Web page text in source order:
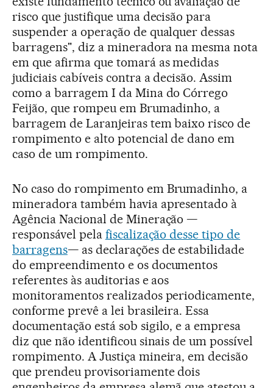
risco que justifique uma decisão para
suspender a operação de qualquer dessas
barragens", diz a mineradora na mesma nota
em que afirma que tomará as medidas
judiciais cabíveis contra a decisão. Assim
como a barragem I da Mina do Córrego
Feijão, que rompeu em Brumadinho, a
barragem de Laranjeiras tem baixo risco de
rompimento e alto potencial de dano em
caso de um rompimento.
No caso do rompimento em Brumadinho, a
mineradora também havia apresentado à
Agência Nacional de Mineração —
responsável pela fiscalização desse tipo de
barragens— as declarações de estabilidade
do empreendimento e os documentos
referentes às auditorias e aos
monitoramentos realizados periodicamente,
conforme prevê a lei brasileira. Essa
documentação está sob sigilo, e a empresa
diz que não identificou sinais de um possível
rompimento. A Justiça mineira, em decisão
que prendeu provisoriamente dois